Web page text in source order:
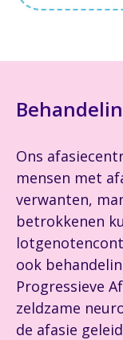
Ons
mensen met
verwanten,
betrokkenen
ook
Progressieve
zeldzame
de afasie